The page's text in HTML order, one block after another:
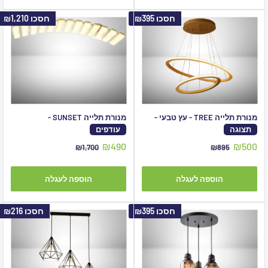
חסכו ₪395
מנורת תלייה TREE - עץ טבעי -
תצוגה
מחיר
₪500 מחיר
₪895
הוספה לעגלה
חסכו ₪1,210
מנורת תלייה SUNSET -
עודפים
מחיר
₪490 מחיר
₪1,700
הוספה לעגלה
חסכו ₪395 חסכו ₪216